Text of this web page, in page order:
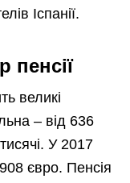
Іспанії.
пенсії
великі
– від 636
У 2017
євро. Пенсія